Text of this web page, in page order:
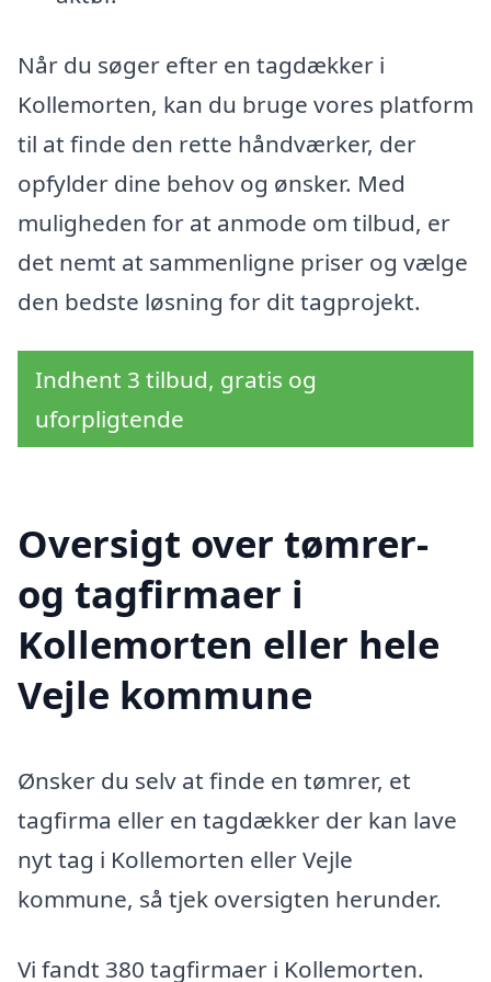
Når du søger efter en tagdækker i
Kollemorten, kan du bruge vores platform
til at finde den rette håndværker, der
opfylder dine behov og ønsker. Med
muligheden for at anmode om tilbud, er
det nemt at sammenligne priser og vælge
den bedste løsning for dit tagprojekt.
Indhent 3 tilbud, gratis og
uforpligtende
Oversigt over tømrer-
og tagfirmaer i
Kollemorten eller hele
Vejle kommune
Ønsker du selv at finde en tømrer, et
tagfirma eller en tagdækker der kan lave
nyt tag i Kollemorten eller Vejle
kommune, så tjek oversigten herunder.
Vi fandt 380 tagfirmaer i Kollemorten.